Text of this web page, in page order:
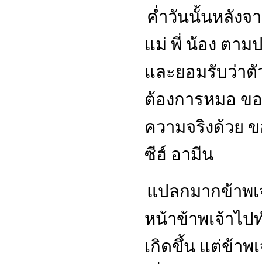
ค่ำวันนั้นหลังจ
แม่ พี่ น้อง ตาม
และยอมรับว่า
ต้องการหมอ ข
ความจริงด้วย
ซีฮ์ อามีน
แปลกมากข้าพเ
หน้าข้าพเจ้าไ
เกิดขึ้น แต่ข้าพ